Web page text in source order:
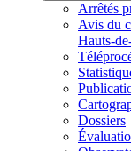
Arrêtés
Avis du
Hauts-
Dossiers